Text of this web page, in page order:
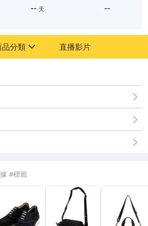
-- 天 --
品分類 直播影片